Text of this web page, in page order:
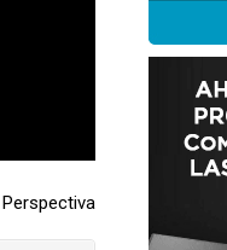
Perspectiva